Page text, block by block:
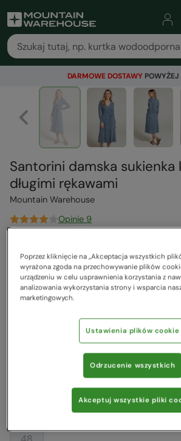
DARMOWE DOSTAWY
Santorini damska sukienka
długimi rękawami
Mountain Warehouse
Opinie 9
Cena regularna
149,00 zł
Najniższa cena z 30 dni przed obniżką
Ciemny niebieski
Zobacz naszą tabelę rozmiarów
38 40 42
Poprzez kliknięcie na „Akceptacja wszystkich
wyrażona zgoda na przechowywanie plików
urządzeniu w celu usprawnienia korzystania z
analizowania wykorzystania strony i wsparcia
marketingowych.
Ustawienia plików cookie
Odrzucenie wszystkich
Akceptuj wszystkie pliki